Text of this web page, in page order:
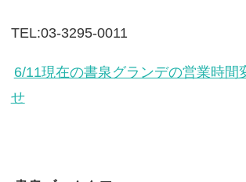
TEL:03-3295-0011
6/11現在の書泉グランデの営業時間
せ